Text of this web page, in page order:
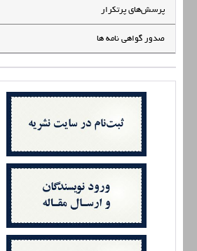
پرسش‌های پرتکرار
صدور گواهی نامه ها